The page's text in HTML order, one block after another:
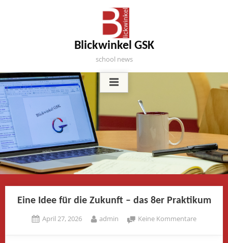
Blickwinkel GSK
school news
Eine Idee für die Zukunft – das 8er Praktikum
Posted
April 27, 2026 By
admin Keine Kommentarezu